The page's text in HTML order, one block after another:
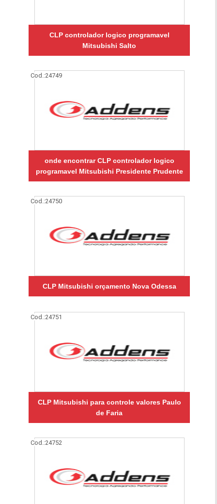
CLP controlador logico programavel
Mitsubishi Salto
Cod.:24749
onde encontrar CLP controlador logico
programavel Mitsubishi Presidente Prudente
Cod.:24750
CLP Mitsubishi orçamento Nova Odessa
Cod.:24751
CLP Mitsubishi para controle valores Paulo
de Faria
Cod.:24752